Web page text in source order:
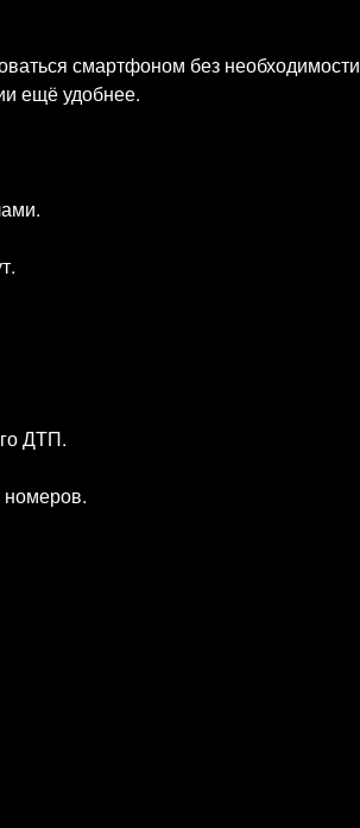
смартфоном без необходимости
ещё удобнее.
ДТП.
номеров.